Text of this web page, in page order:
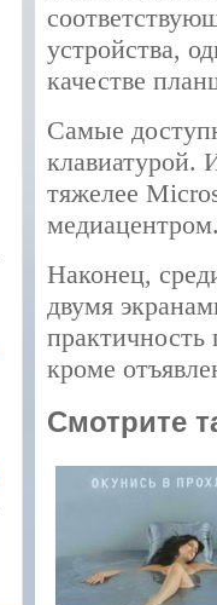
устройства,
качестве
Самые
клавиатурой.
тяжелее
Наконец,
двумя
кроме
Смотрите